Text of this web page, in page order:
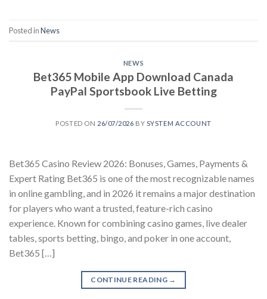
Posted inNews
NEWS
Bet365 Mobile App Download Canada
PayPal Sportsbook Live Betting
POSTED ON 26/07/2026 BY SYSTEM ACCOUNT
Bet365 Casino Review 2026: Bonuses, Games, Payments &
Expert Rating Bet365 is one of the most recognizable names
in online gambling, and in 2026 it remains a major destination
for players who want a trusted, feature-rich casino
experience. Known for combining casino games, live dealer
tables, sports betting, bingo, and poker in one account,
Bet365 […]
CONTINUE READING →